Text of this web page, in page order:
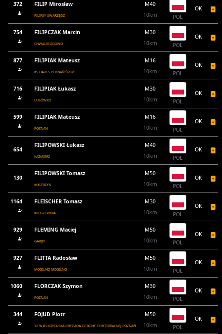
372 FILIP Mirosław
FILIPSY SWARZĘDZ
M40
10km
POL
OK
754 FILIPCZAK Marcin
CHWALIBOGOWO
M30
10km
POL
OK
877 FILIPIAK Mateusz
KS HADES POZNAŃ ŚREM
M16
10km
POL
OK
716 FILIPIAK Łukasz
LUSÓWKO
M30
10km
POL
OK
599 FILIPIAK Mateusz
POZNAŃ
M16
10km
POL
OK
654
FILIPOWSKI Łukasz
KAŹMIERZ
M40
10km
POL
OK
130
FILIPOWSKI Tomasz
KOSTRZYN
M50
10km
POL
OK
1164 FLEISCHER Tomasz
KRUSZEWNIA
M30
10km
POL
OK
929 FLEMING Maciej
GARBY
M50
10km
POL
OK
927 FLITTA Radosław
MOGILNO MOGILNO
M50
10km
POL
OK
1060 FLORCZAK Szymon
POZNAŃ
M30
10km
POL
OK
344 FOJUD Piotr
12 WIELKOPOLSKA BRYGADA OBRONY TERYTORIALNEJ POZNAŃ
M50
10km
POL
OK